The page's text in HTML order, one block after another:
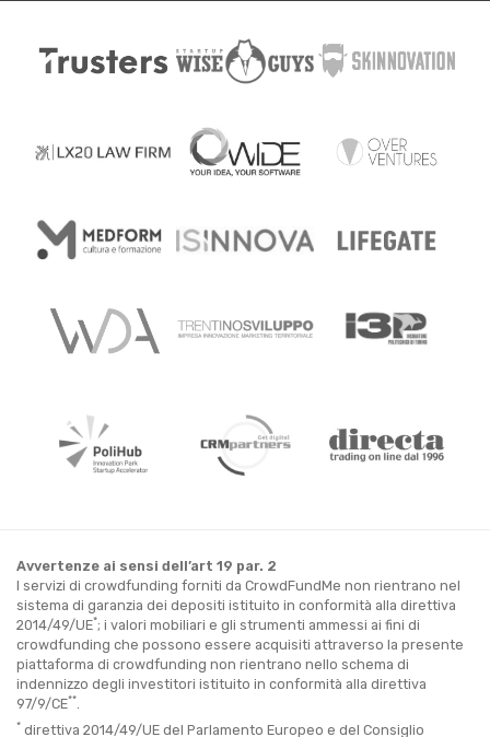
Avvertenze ai sensi dell’art 19 par. 2
I servizi di crowdfunding forniti da CrowdFundMe non rientrano nel
sistema di garanzia dei depositi istituito in conformità alla direttiva
2014/49/UE*; i valori mobiliari e gli strumenti ammessi ai fini di
crowdfunding che possono essere acquisiti attraverso la presente
piattaforma di crowdfunding non rientrano nello schema di
indennizzo degli investitori istituito in conformità alla direttiva
97/9/CE**
* direttiva 2014/49/UE del Parlamento Europeo e del Consiglio